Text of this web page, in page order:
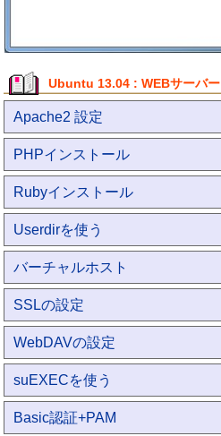
Ubuntu 13.04 : WEBサーバー
Apache2 設定
PHPインストール
Rubyインストール
Userdirを使う
バーチャルホスト
SSLの設定
WebDAVの設定
suEXECを使う
Basic認証+PAM